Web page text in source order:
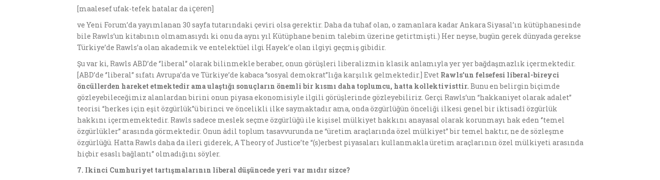
[maalesef ufak-tefek hatalar da içeren]
ve Yeni Forum’da yayımlanan 30 sayfa tutarındaki çeviri olsa gerektir. Daha da tuhaf olan, o zamanlara kadar Ankara Siyasal’ın kütüphanesinde
bile Rawls’un kitabının olmamasıydı ki onu da aynı yıl Kütüphane benim talebim üzerine getirtmişti.) Her neyse, bugün gerek dünyada gerekse
Türkiye’de Rawls’a olan akademik ve entelektüel ilgi Hayek’e olan ilgiyi geçmiş gibidir.
Şu var ki, Rawls ABD’de ‘’liberal’’ olarak bilinmekle beraber, onun görüşleri liberalizmin klasik anlamıyla yer yer bağdaşmazlık içermektedir.
[ABD’de ‘’liberal’’ sıfatı Avrupa’da ve Türkiye’de kabaca ‘’sosyal demokrat’’lığa karşılık gelmektedir.] Evet Rawls’un felsefesi liberal-bireyci
öncüllerden hareket etmektedir ama ulaştığı sonuçların önemli bir kısmı daha toplumcu, hatta kollektivisttir. Bunu en belirgin biçimde
gözleyebileceğimiz alanlardan birini onun piyasa ekonomisiyle ilgili görüşlerinde gözleyebiliriz. Gerçi Rawls’un “hakkaniyet olarak adalet”
teorisi “herkes için eşit özgürlük”ü birinci ve öncelikli ilke saymaktadır ama, onda özgürlüğün önceliği ilkesi genel bir iktisadî özgürlük
hakkını içermemektedir. Rawls sadece meslek seçme özgürlüğü ile kişisel mülkiyet hakkını anayasal olarak korunmayı hak eden ‘’temel
özgürlükler’’ arasında görmektedir. Onun âdil toplum tasavvurunda ne “üretim araçlarında özel mülkiyet” bir temel haktır, ne de sözleşme
özgürlüğü. Hatta Rawls daha da ileri giderek, A Theory of Justice’te “(s)erbest piyasaları kullanmakla üretim araçlarının özel mülkiyeti arasında
hiçbir esaslı bağlantı” olmadığını söyler.
7. Ikinci Cumhuriyet tartışmalarının liberal düşüncede yeri var mıdır sizce?